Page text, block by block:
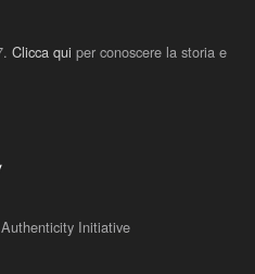
Clicca qui per conoscere la storia e
Initiative